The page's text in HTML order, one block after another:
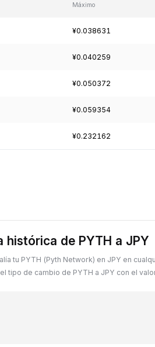
Máximo
¥0.038631
¥0.040259
¥0.050372
¥0.059354
¥0.232162
histórica de PYTH a JPY
tu PYTH (Pyth Network) en JPY en
tipo de cambio de PYTH a JPY con el